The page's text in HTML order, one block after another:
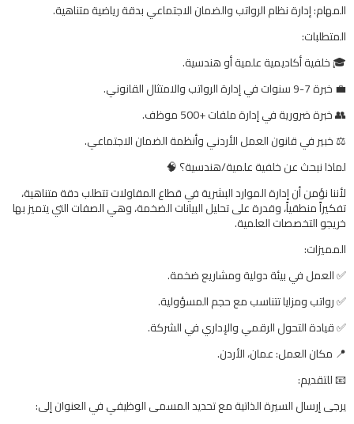
​المهام: إدارة نظام الرواتب والضمان الاجتماعي بدقة رياضية متناهية.
المتطلبات:
​🎓 خلفية أكاديمية علمية أو هندسية.
​💼 خبرة 7-9 سنوات في إدارة الرواتب والامتثال القانوني.
​👥 خبرة ضرورية في إدارة ملفات +500 موظف.
​⚖️ خبير في قانون العمل الأردني وأنظمة الضمان الاجتماعي.
​لماذا نبحث عن خلفية علمية/هندسية؟ 🧠
​لأننا نؤمن أن إدارة الموارد البشرية في قطاع المقاولات تتطلب دقة متناهية،
تفكيراً منطقياً، وقدرة على تحليل البيانات الضخمة، وهي الصفات التي يتميز بها
خريجو التخصصات العلمية.
​المميزات:
​✅ العمل في بيئة دولية ومشاريع ضخمة.
✅ رواتب ومزايا تتناسب مع حجم المسؤولية.
✅ قيادة التحول الرقمي والإداري في الشركة.
​📍 مكان العمل: عمان، الأردن.
​📧 للتقديم:
يرجى إرسال السيرة الذاتية مع تحديد المسمى الوظيفي في العنوان إلى: